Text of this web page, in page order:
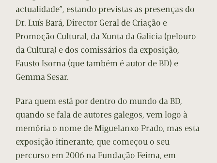
actualidade”, estando previstas as presenças do
Dr. Luís Bará, Director Geral de Criação e
Promoção Cultural, da Xunta da Galicia (pelouro
da Cultura) e dos comissários da exposição,
Fausto Isorna (que também é autor de BD) e
Gemma Sesar.
Para quem está por dentro do mundo da BD,
quando se fala de autores galegos, vem logo à
memória o nome de Miguelanxo Prado, mas esta
exposição itinerante, que começou o seu
percurso em 2006 na Fundação Feima, em